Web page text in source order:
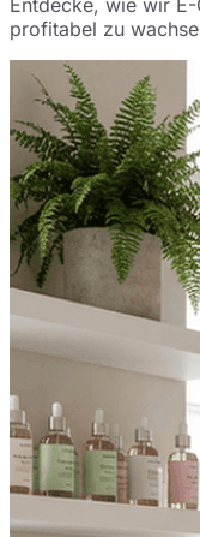
Entdecke, wie wir
profitabel zu